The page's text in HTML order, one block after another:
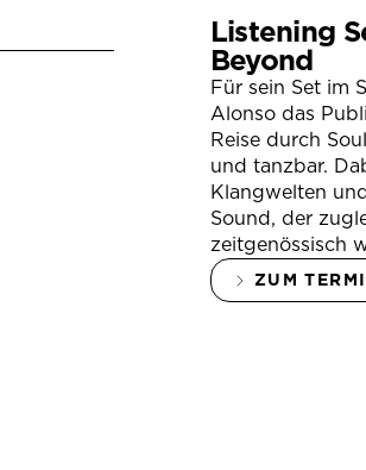
Listening
Beyond
Für sein Set im
Alonso das
Reise durch
und tanzbar.
Klangwelten
Sound, der
zeitgenössisch
ZUM